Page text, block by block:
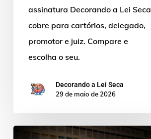
assinatura Decorando a Lei Seca
cobre para cartórios, delegado,
promotor e juiz. Compare e
escolha o seu.
Decorando a Lei Seca
29 de maio de 2026
Plataforma